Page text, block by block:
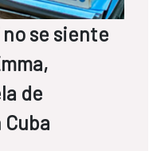
se siente
de